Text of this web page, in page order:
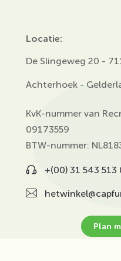
Locatie:
De Slingeweg 20 -
Achterhoek -
KvK-nummer van
09173559
BTW-nummer:
+(00) 31 543 513
Plan